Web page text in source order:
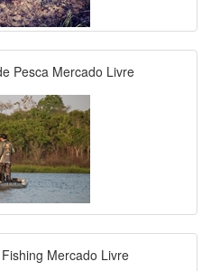
Pesca Mercado Livre
Mercado Livre